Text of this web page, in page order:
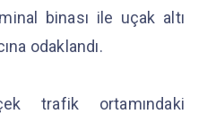
binası ile uçak altı
odaklandı.
trafik ortamındaki